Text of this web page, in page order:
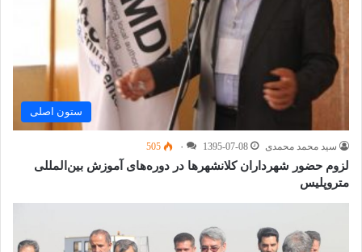
ستون اصلی
سید محمد محمدی 1395-07-08 ۰ 505
لزوم حضور شهرداران کلانشهرها در دوره‌های آموزش بین‌المللی
متروپلیس